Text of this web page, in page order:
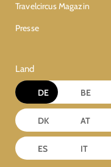
Travelcircus Magazin
Presse
Land
DE BE
DK AT
ES IT